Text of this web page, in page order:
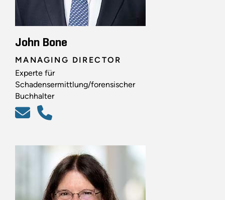
John Bone
MANAGING DIRECTOR
Experte für
Schadensermittlung/forensischer
Buchhalter